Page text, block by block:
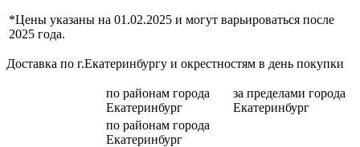
*Цены указаны на 01.02.2025 и могут варьироваться после
2025 года.
Доставка по г.Екатеринбургу и окрестностям в день покупки
по районам города
Екатеринбург
за пределами города
Екатеринбург
по районам города
Екатеринбург